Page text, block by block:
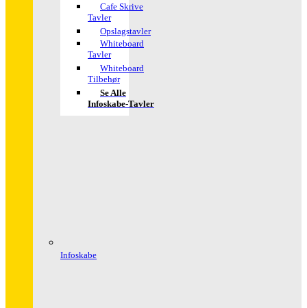
Cafe Skrive
Tavler
Opslagstavler
Whiteboard
Tavler
Whiteboard
Tilbehør
Se Alle
Infoskabe-Tavler
Infoskabe